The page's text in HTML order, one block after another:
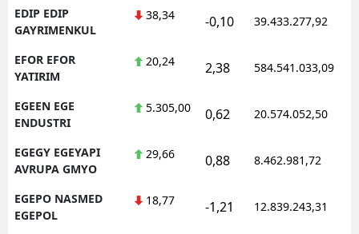
EDIP EDIP
GAYRIMENKUL
38,34 -0,10 39.433.277,92
EFOR EFOR
YATIRIM
20,24 2,38 584.541.033,09
EGEEN EGE
ENDUSTRI
5.305,00 0,62 20.574.052,50
EGEGY EGEYAPI
AVRUPA GMYO
29,66 0,88 8.462.981,72
EGEPO NASMED
EGEPOL
18,77 -1,21 12.839.243,31